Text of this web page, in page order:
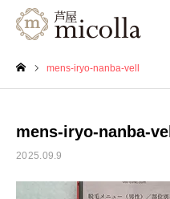
mens-iryo-nanba-vell
mens-iryo-nanba-vell
2025.09.9